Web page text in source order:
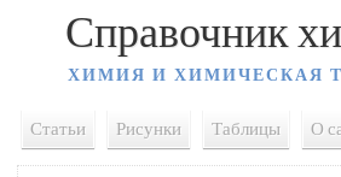
Справочник
ХИМИЯ И ХИМИЧЕСКАЯ
Статьи Рисунки Таблицы О